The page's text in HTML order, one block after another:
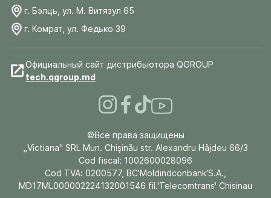
г. Бэлць, ул. М. Витязул 65
г. Комрат, ул. Федько 39
Официальный сайт дистрибьютора QGROUP
tech.qgroup.md
©Все права защищены
„Victiana" SRL Mun. Chişinău str. Alexandru Hâjdeu 66/3
Cod fiscal: 1002600028096
Cod TVA: 0200577, BC'Moldindconbank'S.A.,
MD17ML000002224132001546 fil.'Telecomtrans' Chisinau